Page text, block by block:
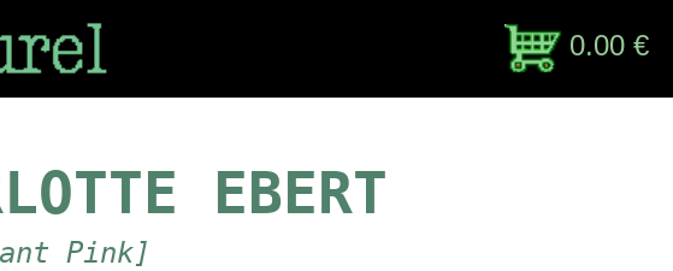
0.00 €
EBERT
Pink]